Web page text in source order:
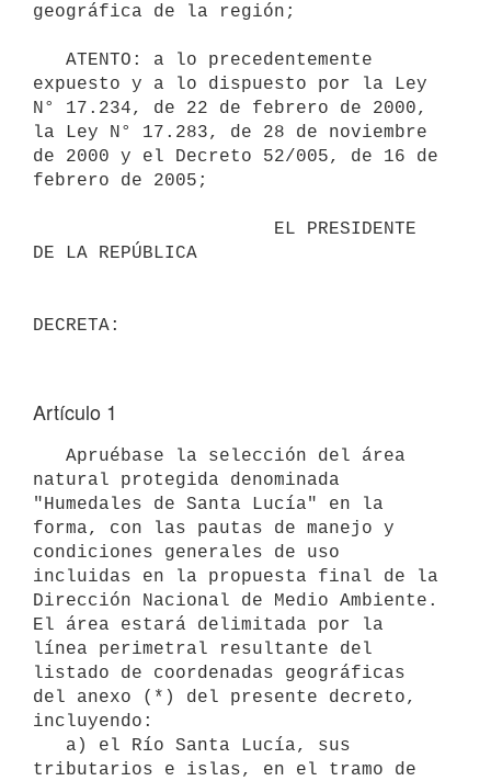
geográfica de la región;
expuesto y a lo dispuesto por la Ley
N° 17.234, de 22 de febrero de 2000,
la Ley N° 17.283, de 28 de noviembre
de 2000 y el Decreto 52/005, de 16 de
febrero de 2005;
DE LA REPÚBLICA
Artículo 1
natural protegida denominada
"Humedales de Santa Lucía" en la
forma, con las pautas de manejo y
condiciones generales de uso
incluidas en la propuesta final de la
Dirección Nacional de Medio Ambiente.
El área estará delimitada por la
línea perimetral resultante del
listado de coordenadas geográficas
del anexo (*) del presente decreto,
incluyendo:
tributarios e islas, en el tramo de